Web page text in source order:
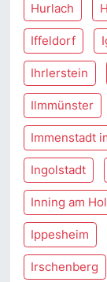
Hurlach
Iffeldorf
Ihrlerstein
Ilmmünster
Immenstadt
Ingolstadt
Inning am
Ippesheim
Irschenberg